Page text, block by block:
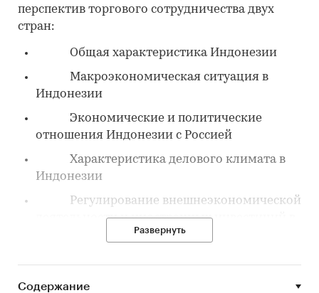
перспектив торгового сотрудничества двух
стран:
Общая характеристика Индонезии
Макроэкономическая ситуация в
Индонезии
Экономические и политические
отношения Индонезии с Россией
Характеристика делового климата в
Индонезии
Регулирование внешнеэкономической
деятельности и иностранных инвестиций в
Развернуть
Содержание